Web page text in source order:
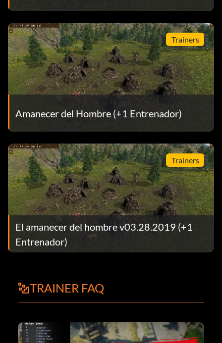
Trainers
Amanecer del Hombre (+1 Entrenador)
Trainers
El amanecer del hombre v03.28.2019 (+1
Entrenador)
TRAINER FAQ